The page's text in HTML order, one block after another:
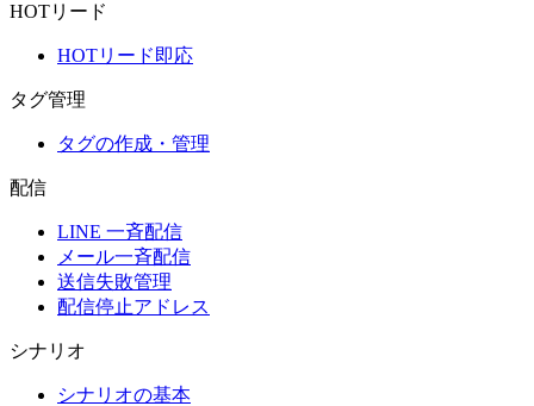
HOTリード
HOTリード即応
タグ管理
タグの作成・管理
配信
LINE 一斉配信
メール一斉配信
送信失敗管理
配信停止アドレス
シナリオ
シナリオの基本